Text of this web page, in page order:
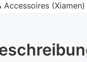
Accessoires